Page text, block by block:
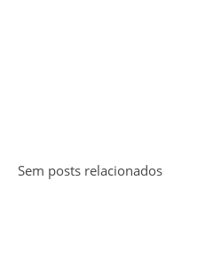
Sem posts relacionados